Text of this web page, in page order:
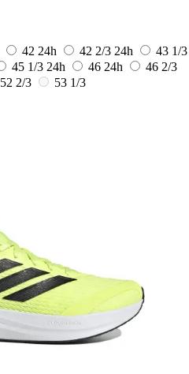
42 24h 42 2/3 24h
43 1/3
45 1/3 24h 46 24h
46 2/3
52 2/3
53 1/3